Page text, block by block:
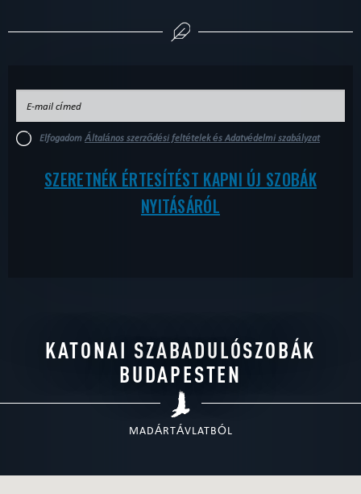
Elfogadom Általános szerződési feltételek és Adatvédelmi szabályzat
SZERETNÉK ÉRTESÍTÉST KAPNI ÚJ SZOBÁK
NYITÁSÁRÓL
KATONAI SZABADULÓSZOBÁK
BUDAPESTEN
MADÁRTÁVLATBÓL